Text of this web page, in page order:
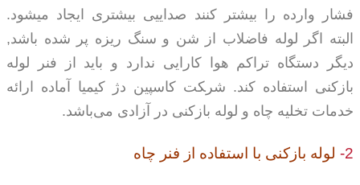
فشار وارده را بیشتر کنند صداییی بیشتری ایجاد میشود.
البته اگر لوله فاضلاب از شن و سنگ ریزه پر شده باشد,
دیگر دستگاه تراکم هوا کارایی ندارد و باید از فنر لوله
بازکنی استفاده کند. شر‍‍‍‍‍‍‍‍کت کاسپین دژ کیمیا آماده ارائه
خدمات تخلیه چاه و لوله بازکنی در آزادی می‌باشد.
2- لوله بازکنی با استفاده از فنر چاه